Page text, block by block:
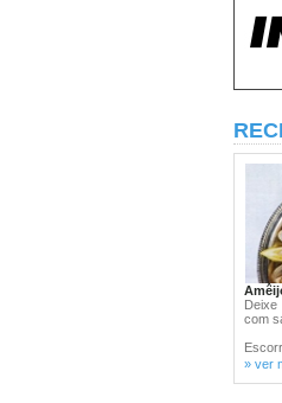
com
» ver